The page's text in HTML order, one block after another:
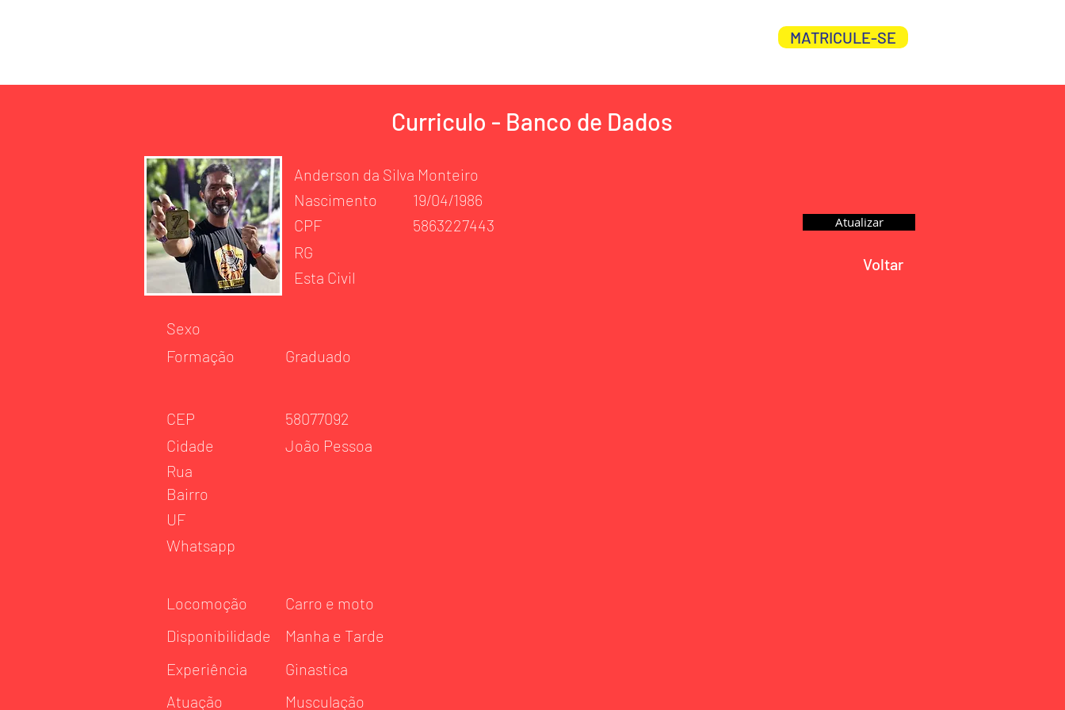
MATRICULE-SE
Curriculo - Banco de Dados
Anderson da Silva Monteiro
Nascimento
19/04/1986
CPF
5863227443
RG
Esta Civil
Atualizar
Voltar
Sexo
Formação
Graduado
CEP
58077092
Cidade
João Pessoa
Rua
Bairro
UF
Whatsapp
Locomoção
Carro e moto
Disponibilidade
Manha e Tarde
Experiência
Ginastica
Atuação
Musculação